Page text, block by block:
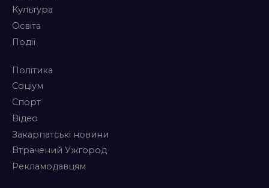
Культура
Освіта
Події
Політика
Соціум
Спорт
Відео
Закарпатські новини
Втрачений Ужгород
Рекламодавцям